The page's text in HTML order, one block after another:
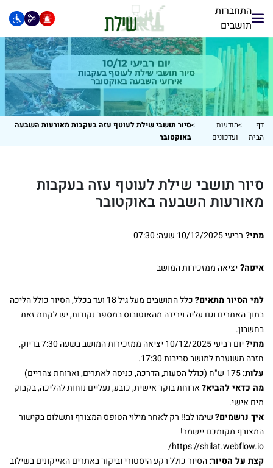
התחברות
תושבים
דף
הבית
>הודעות
ועדכונים
>סיור תושבי שילת לעוטף עזה בעקבות מאורעות השבעה
באוקטובר
סיור תושבי שילת לעוטף עזה בעקבות
מאורעות השבעה באוקטובר
מתי? רביעי 10/12/2025 שעה: 07:30
איפה?יציאה ממזכירות המושב
למי הסיור מתאים?
כלל התושבים מעל גיל 18 ועד בכלל, הסיור כולל הליכה
בתוך האתרים וגם עליה וירידה מהאוטובוס במספר נקודות, יש לקחת זאת
בחשבון.
מתי?
יום רביעי 10/12/2025 יציאה ממזכירות המושב בשעה 7:30 בדיוק,
חזרה משוערת למושב סביבות 17:30.
עלות:
מה כדאי להביא?ארוחת בוקר אישית, כובע, נעליים נוחות להליכה, בקבוק
מים אישי.
איך נרשמים?שימו לב!! רק לאחר מילוי הטופס המצורף ותשלום בקישור
המצורף מקומכם יישמר!
https://shilat.webflow.io/
קצת על הסיור:הסיור כולל רקע היסטורי וביקור באתרים האייקונים בשילוב